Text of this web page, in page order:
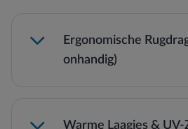
Ergonomische
onhandig)
Warme Laagjes &